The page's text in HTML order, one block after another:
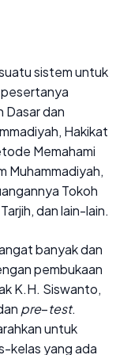
sistem untuk
pesertanya
Dasar dan
Hakikat
Memahami
Muhammadiyah,
Tokoh
dan lain-lain.
banyak dan
pembukaan
K.H. Siswanto,
pre–test.
untuk
kelas yang ada